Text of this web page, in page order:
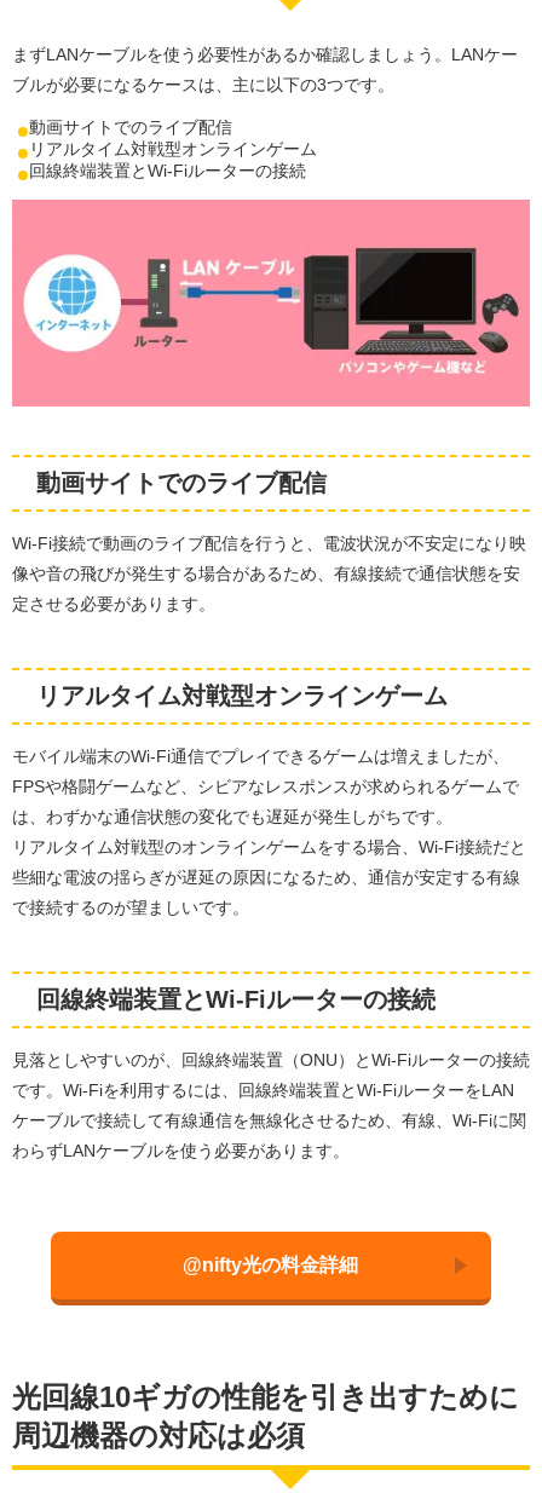
まずLANケーブルを使う必要性があるか確認しましょう。LANケー
ブルが必要になるケースは、主に以下の3つです。
動画サイトでのライブ配信
リアルタイム対戦型オンラインゲーム
回線終端装置とWi-Fiルーターの接続
動画サイトでのライブ配信
Wi-Fi接続で動画のライブ配信を行うと、電波状況が不安定になり映
像や音の飛びが発生する場合があるため、有線接続で通信状態を安
定させる必要があります。
リアルタイム対戦型オンラインゲーム
モバイル端末のWi-Fi通信でプレイできるゲームは増えましたが、
FPSや格闘ゲームなど、シビアなレスポンスが求められるゲームで
は、わずかな通信状態の変化でも遅延が発生しがちです。
リアルタイム対戦型のオンラインゲームをする場合、Wi-Fi接続だと
些細な電波の揺らぎが遅延の原因になるため、通信が安定する有線
で接続するのが望ましいです。
回線終端装置とWi-Fiルーターの接続
見落としやすいのが、回線終端装置（ONU）とWi-Fiルーターの接続
です。Wi-Fiを利用するには、回線終端装置とWi-FiルーターをLAN
ケーブルで接続して有線通信を無線化させるため、有線、Wi-Fiに関
わらずLANケーブルを使う必要があります。
@nifty光の料金詳細
光回線10ギガの性能を引き出すために
周辺機器の対応は必須